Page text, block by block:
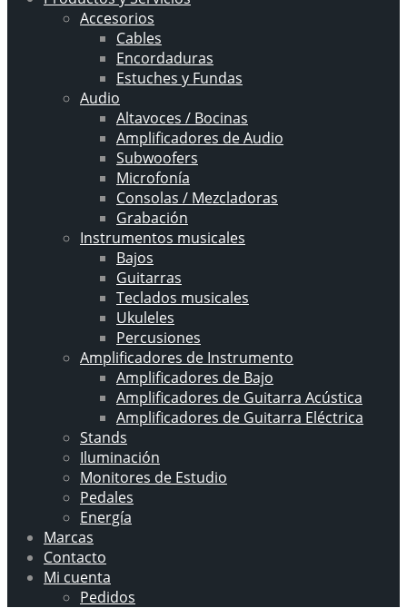
Accesorios
Cables
Encordaduras
Estuches y Fundas
Audio
Altavoces / Bocinas
Amplificadores de Audio
Subwoofers
Microfonía
Consolas / Mezcladoras
Grabación
Instrumentos musicales
Bajos
Guitarras
Teclados musicales
Ukuleles
Percusiones
Amplificadores de Instrumento
Amplificadores de Bajo
Amplificadores de Guitarra Acústica
Amplificadores de Guitarra Eléctrica
Stands
Iluminación
Monitores de Estudio
Pedales
Energía
Marcas
Contacto
Mi cuenta
Pedidos